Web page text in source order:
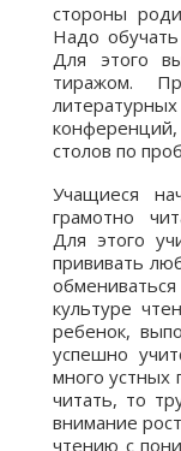
стороны
Надо
Для этого
тиражом.
столов по
Учащиеся
грамотно
Для этого
прививать
культуре
ребенок,
успешно
много устных
читать, то
внимание
чтению с